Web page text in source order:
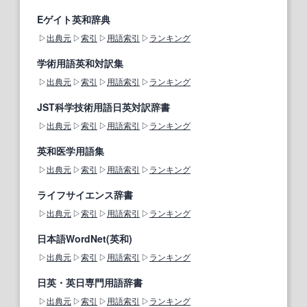
Eゲイト英和辞典
出典元 索引 用語索引 ランキング
学術用語英和対訳集
出典元 索引 用語索引 ランキング
JST科学技術用語日英対訳辞書
出典元 索引 用語索引 ランキング
英和医学用語集
出典元 索引 用語索引 ランキング
ライフサイエンス辞書
出典元 索引 用語索引 ランキング
日本語WordNet(英和)
出典元 索引 用語索引 ランキング
日英・英日専門用語辞書
出典元 索引 用語索引 ランキング